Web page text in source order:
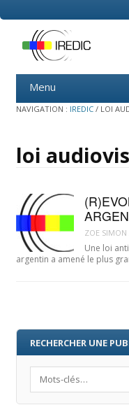
Menu
content
NAVIGATION : IREDIC / LOI
loi
ZOE SIMON
Une loi
argentin a amené le plus
RECHERCHER UNE